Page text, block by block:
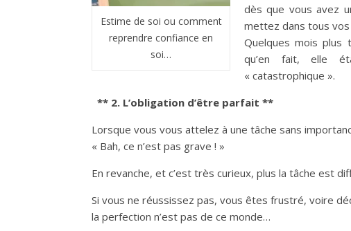
Estime de soi ou comment
reprendre confiance en
soi…
dès que vous avez
mettez dans tous
Quelques mois plus
qu’en fait, elle
« catastrophique ».
** 2. L’obligation d’être parfait **
Lorsque vous vous attelez à une tâche sans
« Bah, ce n’est pas grave ! »
En revanche, et c’est très curieux, plus la tâche est
Si vous ne réussissez pas, vous êtes frustré, voire
la perfection n’est pas de ce monde…